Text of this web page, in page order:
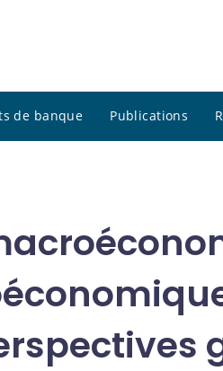
de banque Publications